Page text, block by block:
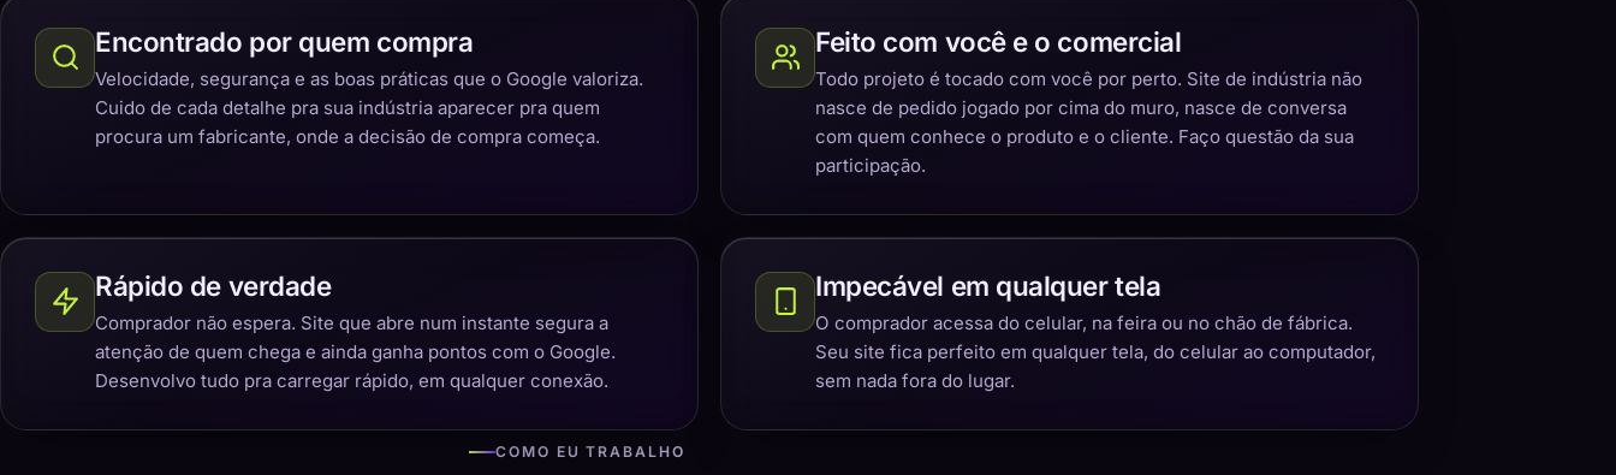
Encontrado por quem compra
Velocidade, segurança e as boas práticas que o Google valoriza.
Cuido de cada detalhe pra sua indústria aparecer pra quem
procura um fabricante, onde a decisão de compra começa.
Feito com você e o comercial
Todo projeto é tocado com você por perto. Site de indústria não
nasce de pedido jogado por cima do muro, nasce de conversa
com quem conhece o produto e o cliente. Faço questão da sua
participação.
Rápido de verdade
Comprador não espera. Site que abre num instante segura a
atenção de quem chega e ainda ganha pontos com o Google.
Desenvolvo tudo pra carregar rápido, em qualquer conexão.
Impecável em qualquer tela
O comprador acessa do celular, na feira ou no chão de fábrica.
Seu site fica perfeito em qualquer tela, do celular ao computador,
sem nada fora do lugar.
COMO EU TRABALHO